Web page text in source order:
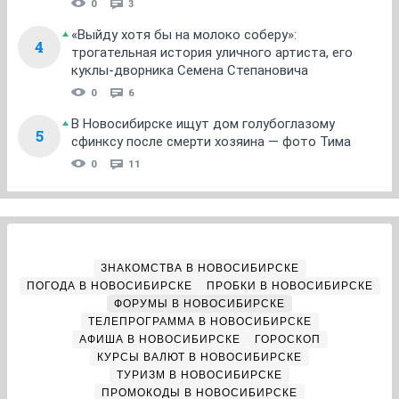
0 3
4
«Выйду хотя бы на молоко соберу»:
трогательная история уличного артиста, его
куклы-дворника Семена Степановича
0 6
5
В Новосибирске ищут дом голубоглазому
сфинксу после смерти хозяина — фото Тима
0 11
ЗНАКОМСТВА В НОВОСИБИРСКЕ
ПОГОДА В НОВОСИБИРСКЕ
ПРОБКИ В НОВОСИБИРСКЕ
ФОРУМЫ В НОВОСИБИРСКЕ
ТЕЛЕПРОГРАММА В НОВОСИБИРСКЕ
АФИША В НОВОСИБИРСКЕ
ГОРОСКОП
КУРСЫ ВАЛЮТ В НОВОСИБИРСКЕ
ТУРИЗМ В НОВОСИБИРСКЕ
ПРОМОКОДЫ В НОВОСИБИРСКЕ